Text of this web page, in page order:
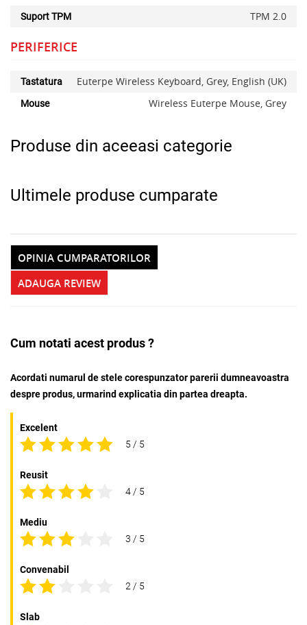
Suport TPM TPM 2.0
PERIFERICE
Tastatura Euterpe Wireless Keyboard, Grey, English (UK)
Mouse Wireless Euterpe Mouse, Grey
Produse din aceeasi categorie
Ultimele produse cumparate
ADAUGA REVIEW
OPINIA CUMPARATORILOR
Cum notati acest produs ?
Acordati numarul de stele corespunzator parerii dumneavoastra
despre produs, urmarind explicatia din partea dreapta.
Excelent
5 / 5
Reusit
4 / 5
Mediu
3 / 5
Convenabil
2 / 5
Slab